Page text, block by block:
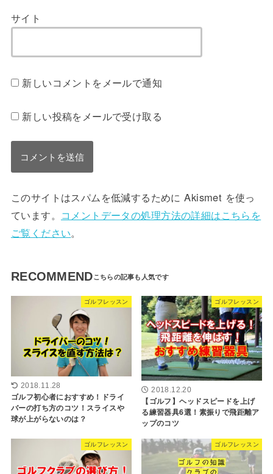
サイト
新しいコメントをメールで通知
新しい投稿をメールで受け取る
このサイトはスパムを低減するために Akismet を使っ
ています。 コメントデータの処理方法の詳細はこちらを
ご覧ください。
RECOMMEND
ゴルフレッスン
2018.11.28
ゴルフ初心者におすすめ！ドライ
バーの打ち方のコツ！スライスや
球が上がらないのは？
ゴルフレッスン
2018.12.20
【ゴルフ】ヘッドスピードを上げ
る練習器具6選！素振りで飛距離ア
ップのコツ
ゴルフレッスン ゴルフレッスン